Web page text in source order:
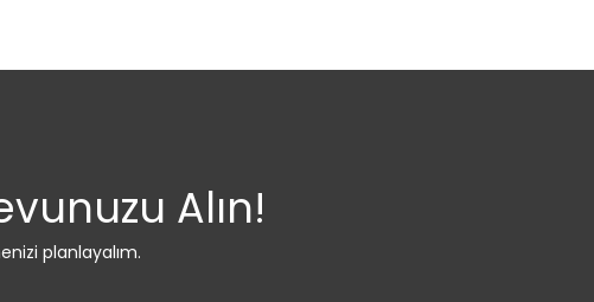
Alın!
planlayalım.